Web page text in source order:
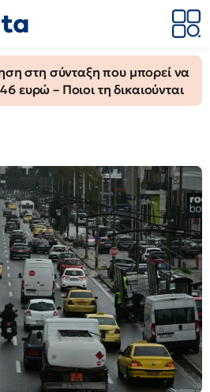
στη σύνταξη που μπορεί να
ευρώ – Ποιοι τη δικαιούνται